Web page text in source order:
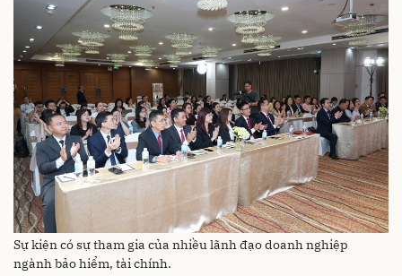
Sự kiện có sự tham gia của nhiều lãnh đạo doanh nghiệp
ngành bảo hiểm, tài chính.